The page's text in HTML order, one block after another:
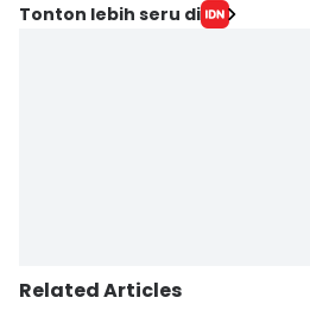
Tonton lebih seru di
Related Articles